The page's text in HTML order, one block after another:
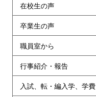
在校生の声
卒業生の声
職員室から
行事紹介・報告
入試、転・編入学、学費